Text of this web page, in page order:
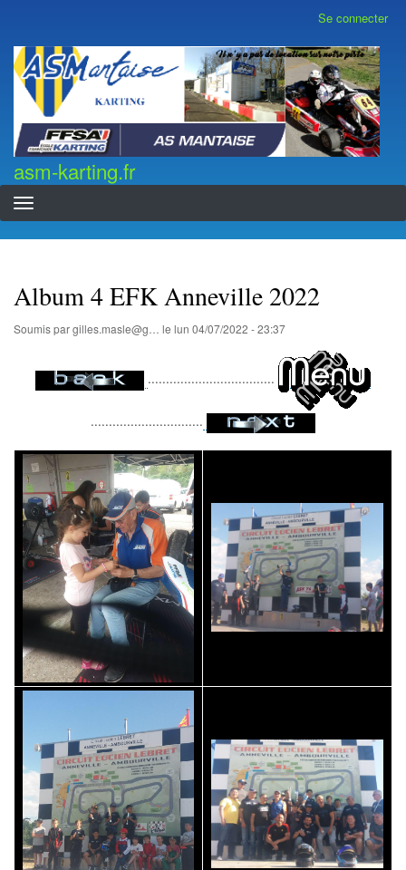
contenu
principal
compte
de
l'utilisateur
Se connecter
asm-karting.fr
asm-karting.fr
Album 4 EFK Anneville 2022
Soumis pargilles.masle@g… le lun 04/07/2022 - 23:37
...................................
...............................